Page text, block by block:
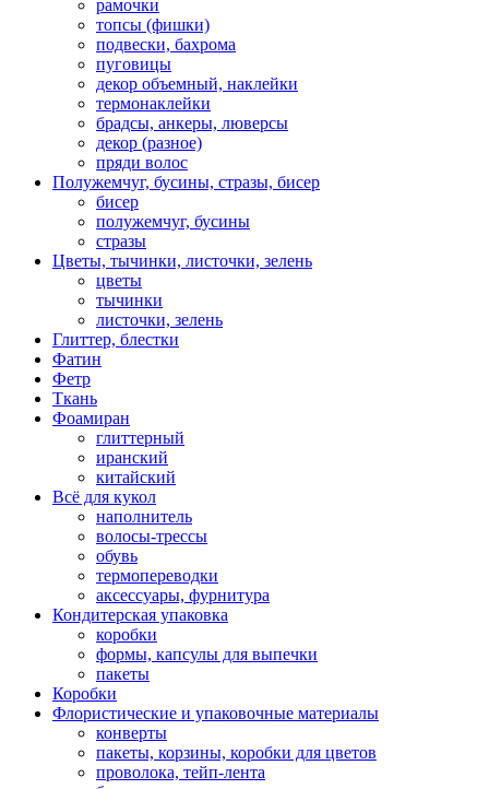
рамочки
топсы (фишки)
подвески, бахрома
пуговицы
декор объемный, наклейки
термонаклейки
брадсы, анкеры, люверсы
декор (разное)
пряди волос
Полужемчуг, бусины, стразы, бисер
бисер
полужемчуг, бусины
стразы
Цветы, тычинки, листочки, зелень
цветы
тычинки
листочки, зелень
Глиттер, блестки
Фатин
Фетр
Ткань
Фоамиран
глиттерный
иранский
китайский
Всё для кукол
наполнитель
волосы-трессы
обувь
термопереводки
аксессуары, фурнитура
Кондитерская упаковка
коробки
формы, капсулы для выпечки
пакеты
Коробки
Флористические и упаковочные материалы
конверты
пакеты, корзины, коробки для цветов
проволока, тейп-лента